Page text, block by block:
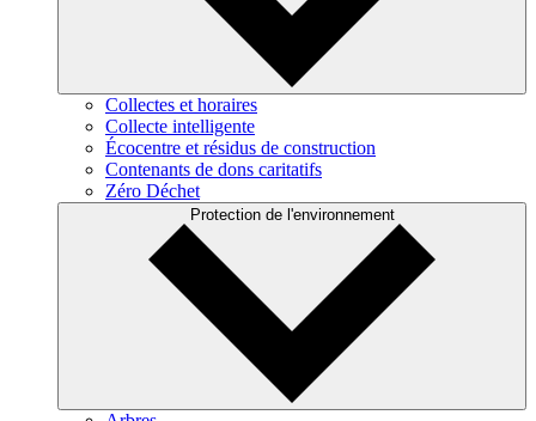
Collectes et horaires
Collecte intelligente
Écocentre et résidus de construction
Contenants de dons caritatifs
Zéro Déchet
Protection de l'environnement